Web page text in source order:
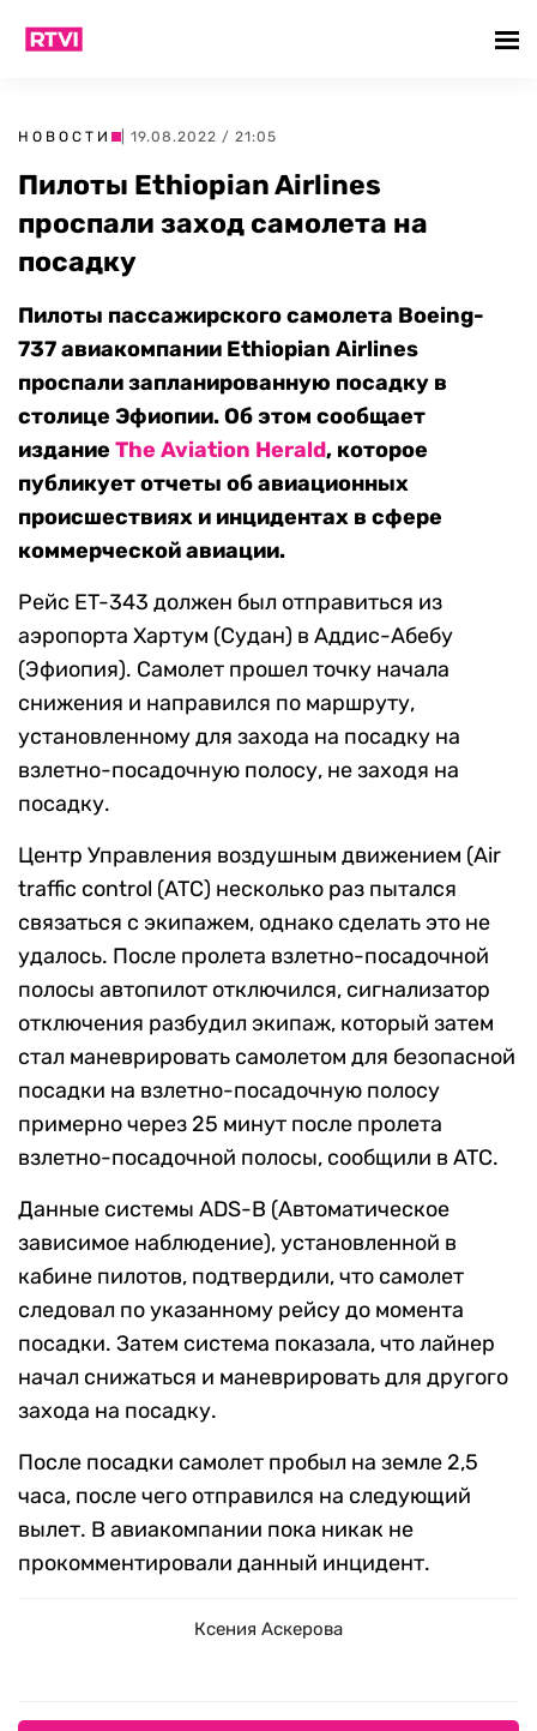
НОВОСТИ | 19.08.2022 / 21:05
Пилоты Ethiopian Airlines
проспали заход самолета на
посадку
Пилоты пассажирского самолета Boeing-
737 авиакомпании Ethiopian Airlines
проспали запланированную посадку в
столице Эфиопии. Об этом сообщает
издание The Aviation Herald, которое
публикует отчеты об авиационных
происшествиях и инцидентах в сфере
коммерческой авиации.
Рейс ET-343 должен был отправиться из
аэропорта Хартум (Судан) в Аддис-Абебу
(Эфиопия). Самолет прошел точку начала
снижения и направился по маршруту,
установленному для захода на посадку на
взлетно-посадочную полосу, не заходя на
посадку.
Центр Управления воздушным движением (Air
traffic control (ATC) несколько раз пытался
связаться с экипажем, однако сделать это не
удалось. После пролета взлетно-посадочной
полосы автопилот отключился, сигнализатор
отключения разбудил экипаж, который затем
стал маневрировать самолетом для безопасной
посадки на взлетно-посадочную полосу
примерно через 25 минут после пролета
взлетно-посадочной полосы, сообщили в ATC.
Данные системы ADS-B (Автоматическое
зависимое наблюдение), установленной в
кабине пилотов, подтвердили, что самолет
следовал по указанному рейсу до момента
посадки. Затем система показала, что лайнер
начал снижаться и маневрировать для другого
захода на посадку.
После посадки самолет пробыл на земле 2,5
часа, после чего отправился на следующий
вылет. В авиакомпании пока никак не
прокомментировали данный инцидент.
Ксения Аскерова